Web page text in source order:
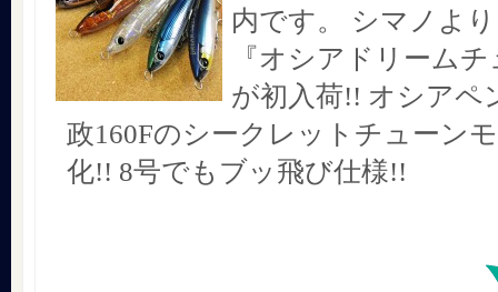
内です。 シマノよ
『オシアドリーム
が初入荷!! オシアペ
政160Fのシークレットチューン
化!! 8号でもブッ飛び仕様!!